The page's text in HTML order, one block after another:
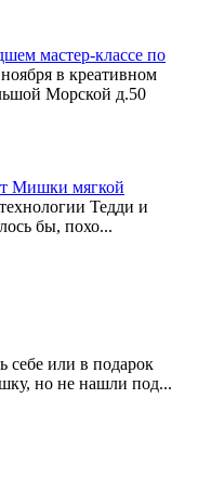
мастер-классе по
в креативном
Морской д.50
Мишки мягкой
Тедди и
бы, похо...
себе или в подарок
но не нашли под...